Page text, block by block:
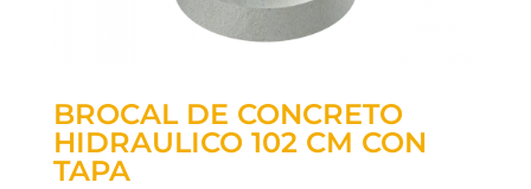
BROCAL DE CONCRETO
HIDRAULICO 102 CM CON
TAPA